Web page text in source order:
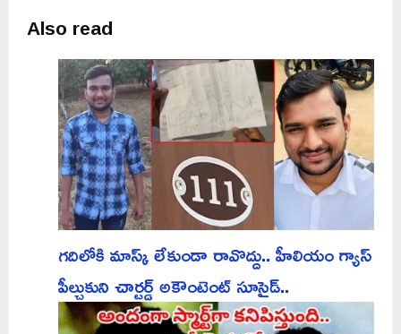
Also read
గదిలోకి మాస్క్ లేకుండా రావొద్దు.. హీలియం గ్యాస్
పీల్చుకుని చార్టర్డ్ అకౌంటెంట్ సూసైడ్..